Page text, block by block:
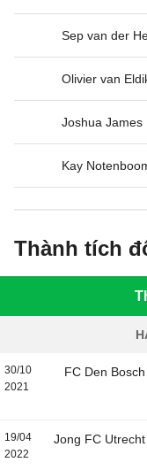
Sep van der
Olivier van
Joshua James
Kay
Thành tích
30/10
2021
FC Den Bosch
19/04
2022
Jong FC Utrecht